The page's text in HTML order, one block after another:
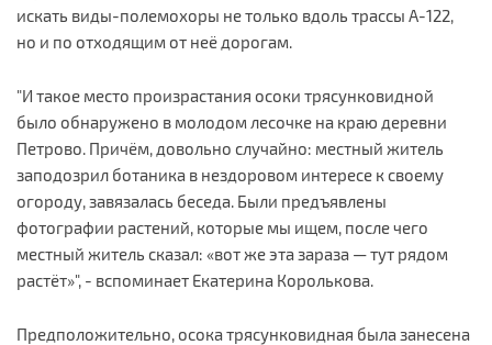
искать виды-полемохоры не только вдоль трассы А-122,
но и по отходящим от неё дорогам.
"И такое место произрастания осоки трясунковидной
было обнаружено в молодом лесочке на краю деревни
Петрово. Причём, довольно случайно: местный житель
заподозрил ботаника в нездоровом интересе к своему
огороду, завязалась беседа. Были предъявлены
фотографии растений, которые мы ищем, после чего
местный житель сказал: «вот же эта зараза — тут рядом
растёт»", - вспоминает Екатерина Королькова.
Предположительно, осока трясунковидная была занесена